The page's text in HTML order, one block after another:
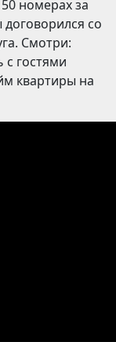
номерах за
договорился со
Смотри:
с гостями
квартиры на